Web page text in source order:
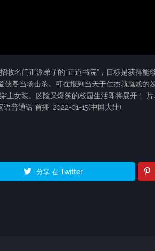
名门正派弟子的“正道书院”，目标是获得能
侠客当场击杀。可在报到当天于仁杰就尴尬的
上女装。凶险又爆笑的校园生活即将展开！
普通话 首播: 2022-01-15(中国大陆)
分享 在 Twitter